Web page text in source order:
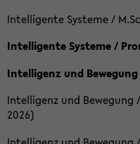
Intelligente Systeme /
Intelligente Systeme /
Intelligenz und Bewegung
Intelligenz und Bewegung
2026)